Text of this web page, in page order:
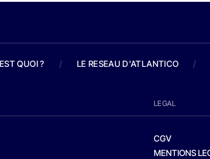
QUOI ? / LE RESEAU D'ATLANTICO /
LEGAL
CGV
MENTIONS